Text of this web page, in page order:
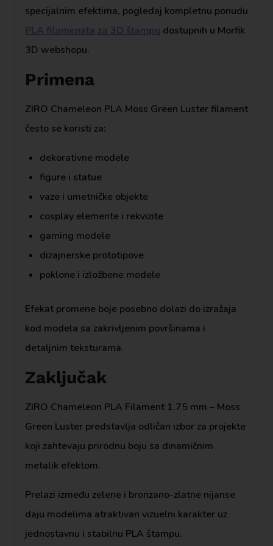
specijalnim efektima, pogledaj kompletnu ponudu
PLA filamenata za 3D štampu dostupnih u Morfik
3D webshopu.
Primena
ZIRO Chameleon PLA Moss Green Luster filament
često se koristi za:
dekorativne modele
figure i statue
vaze i umetničke objekte
cosplay elemente i rekvizite
gaming modele
dizajnerske prototipove
poklone i izložbene modele
Efekat promene boje posebno dolazi do izražaja
kod modela sa zakrivljenim površinama i
detaljnim teksturama.
Zaključak
ZIRO Chameleon PLA Filament 1.75 mm – Moss
Green Luster predstavlja odličan izbor za projekte
koji zahtevaju prirodnu boju sa dinamičnim
metalik efektom.
Prelazi između zelene i bronzano-zlatne nijanse
daju modelima atraktivan vizuelni karakter uz
jednostavnu i stabilnu PLA štampu.